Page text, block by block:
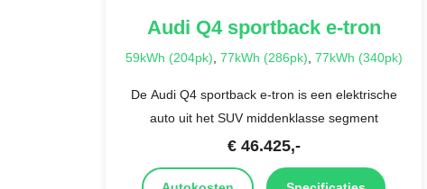
Audi Q4 sportback e-tron
59kWh (204pk), 77kWh (286pk), 77kWh (340pk)
De Audi Q4 sportback e-tron is een elektrische
auto uit het SUV middenklasse segment
€ 46.425,-